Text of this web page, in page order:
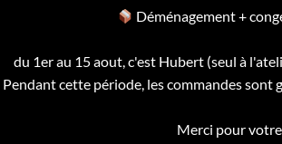
Déménagement +
du 1er au 15 aout, c'est Hubert (seul à
Pendant cette période, les commandes sont
Merci pour